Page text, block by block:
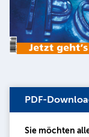
PDF-
Sie möchten